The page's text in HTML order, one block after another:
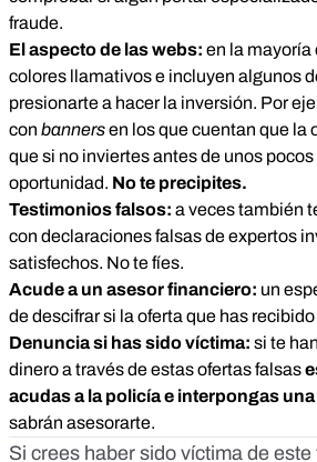
fraude.
El aspecto de las webs: en la mayoría
colores llamativos e incluyen algunos
presionarte a hacer la inversión. Por
con bannersen los que cuentan que la
que si no inviertes antes de unos
oportunidad. No te precipites.
Testimonios falsos: a veces también
con declaraciones falsas de expertos
satisfechos. No te fíes.
Acude a un asesor financiero: un
de descifrar si la oferta que has recibido
Denuncia si has sido víctima: si te
dinero a través de estas ofertas falsas
acudas a la policía e interpongas
sabrán asesorarte.
Si crees haber sido víctima de